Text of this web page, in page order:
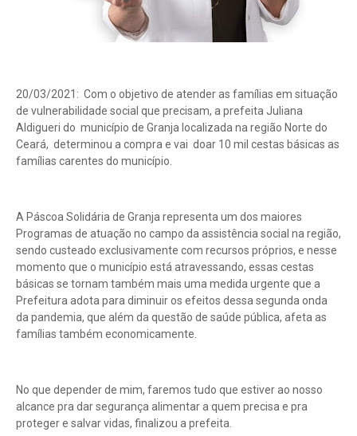
20/03/2021: Com o objetivo de atender as famílias em situação
de vulnerabilidade social que precisam, a prefeita Juliana
Aldigueri do município de Granja localizada na região Norte do
Ceará, determinou a compra e vai doar 10 mil cestas básicas as
famílias carentes do município.
A Páscoa Solidária de Granja representa um dos maiores
Programas de atuação no campo da assistência social na região,
sendo custeado exclusivamente com recursos próprios, e nesse
momento que o município está atravessando, essas cestas
básicas se tornam também mais uma medida urgente que a
Prefeitura adota para diminuir os efeitos dessa segunda onda
da pandemia, que além da questão de saúde pública, afeta as
famílias também economicamente.
No que depender de mim, faremos tudo que estiver ao nosso
alcance pra dar segurança alimentar a quem precisa e pra
proteger e salvar vidas, finalizou a prefeita.